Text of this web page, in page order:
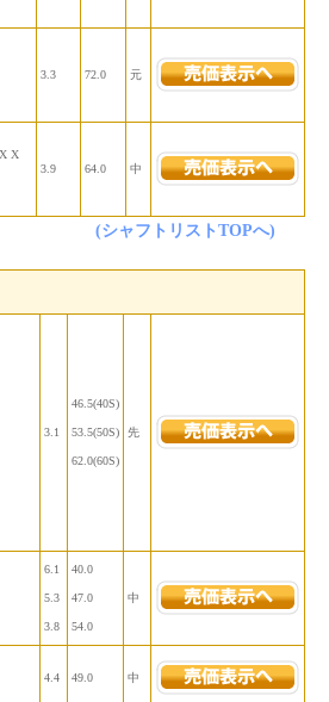
3.3 72.0 元
X
3.9 64.0 中
(シャフトリストTOPへ)
3.1
46.5(40S)
53.5(50S)
62.0(60S)
先
6.1
5.3
3.8
40.0
47.0
54.0
中
4.4 49.0 中